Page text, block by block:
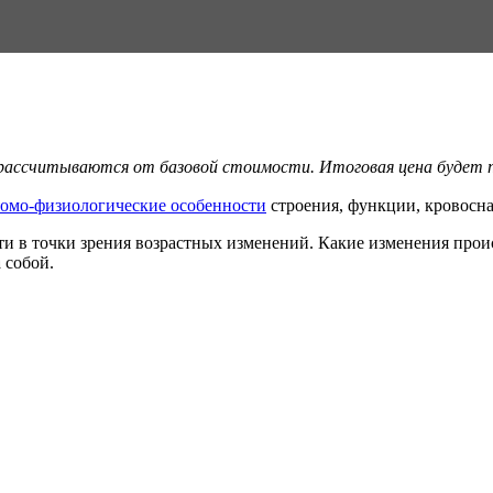
от базовой стоимости. Итоговая цена будет
физиологи­ческие особенности строения, функции,
в точки зрения возрастных изменений. Какие изменения
собой.